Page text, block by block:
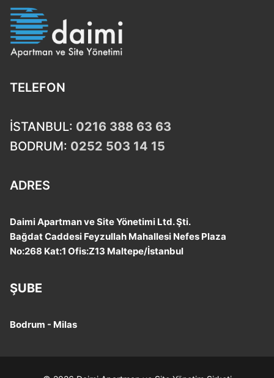
TELEFON
İSTANBUL: 0216 388 63 63
BODRUM: 0252 503 14 15
ADRES
Daimi Apartman ve Site Yönetimi Ltd. Şti.
Bağdat Caddesi Feyzullah Mahallesi Nefes Plaza
No:268 Kat:1 Ofis:Z13 Maltepe/İstanbul
ŞUBE
Bodrum - Milas